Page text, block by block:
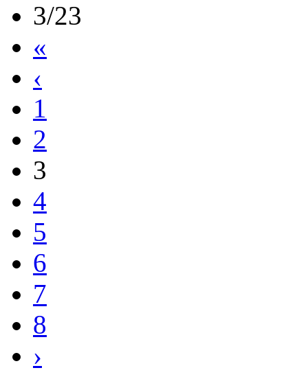
3/23
«
‹
1
2
3
4
5
6
7
8
›